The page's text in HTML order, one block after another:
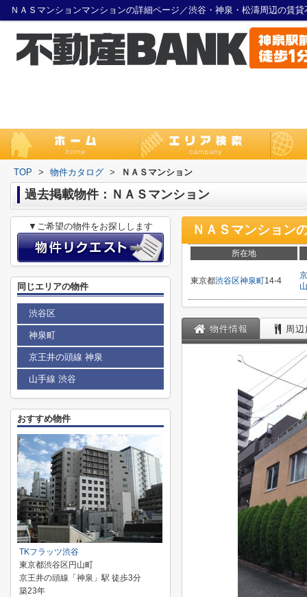
ＮＡＳマンションマンションの詳細ページ／渋谷・神泉・松濤周辺の賃
TOP > 物件カタログ > ＮＡＳマンション
過去掲載物件：ＮＡＳマンション
ＮＡＳマンション
所在地
東京都渋谷区神泉町14-4
物件情報 周
▼ご希望の物件をお探しします
同じエリアの物件
渋谷区
神泉町
京王井の頭線 神泉
山手線 渋谷
おすすめ物件
TKフラッツ渋谷
東京都渋谷区円山町
京王井の頭線「神泉」駅 徒歩3分
築23年